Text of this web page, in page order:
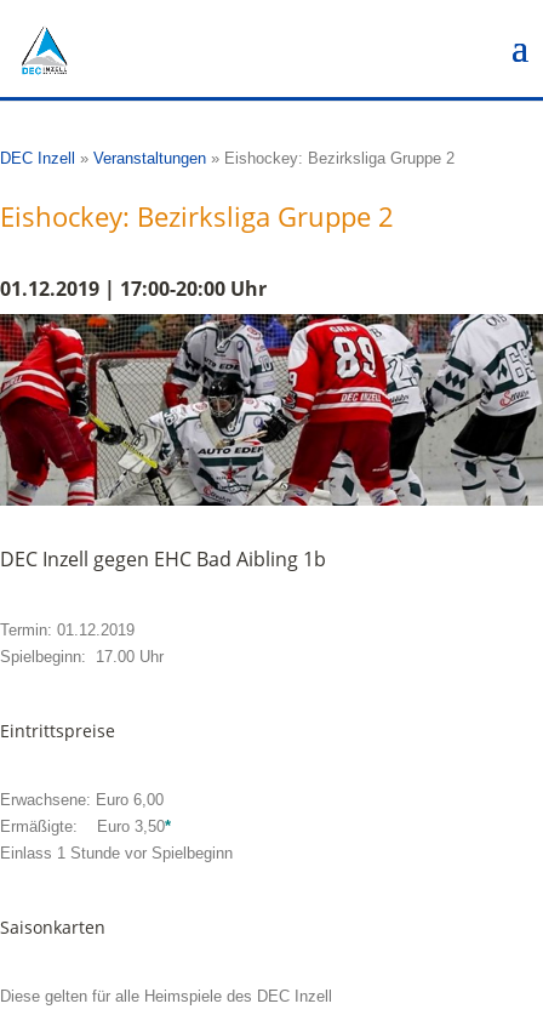
DEC Inzell » Veranstaltungen » Eishockey: Bezirksliga Gruppe 2
Eishockey: Bezirksliga Gruppe 2
01.12.2019 | 17:00-20:00 Uhr
DEC Inzell gegen EHC Bad Aibling 1b
Termin: 01.12.2019
Spielbeginn: 17.00 Uhr
Eintrittspreise
Erwachsene: Euro 6,00
Ermäßigte: Euro 3,50*
Einlass 1 Stunde vor Spielbeginn
Saisonkarten
Diese gelten für alle Heimspiele des DEC Inzell